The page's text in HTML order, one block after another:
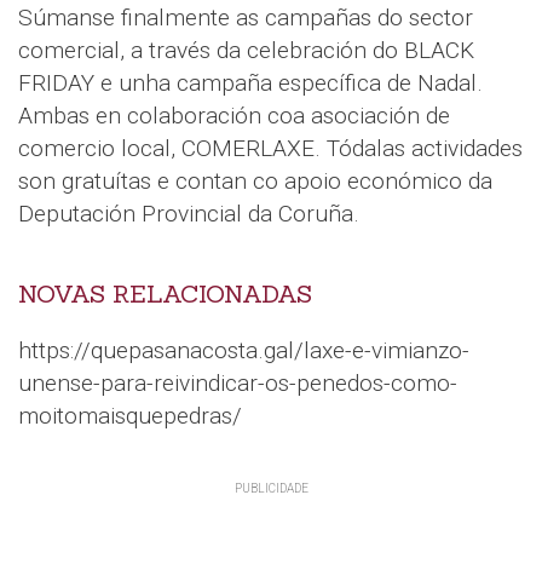
Súmanse finalmente as campañas do sector
comercial, a través da celebración do BLACK
FRIDAY e unha campaña específica de Nadal.
Ambas en colaboración coa asociación de
comercio local, COMERLAXE. Tódalas actividades
son gratuítas e contan co apoio económico da
Deputación Provincial da Coruña.
NOVAS RELACIONADAS
https://quepasanacosta.gal/laxe-e-vimianzo-
unense-para-reivindicar-os-penedos-como-
moitomaisquepedras/